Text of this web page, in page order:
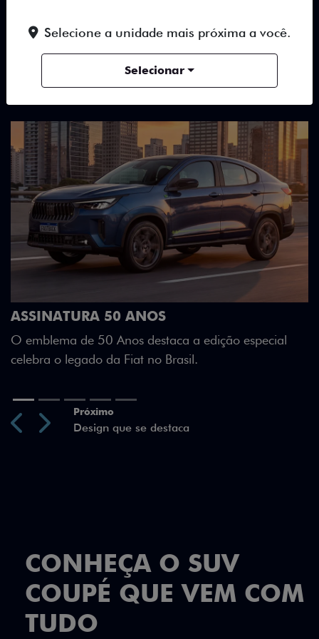
FASTBACK
HÍBRIDOS
a edição especial
DESIGN QUE SE DESTACA
Teto bicolor, adesivos estilizados
Green criam uma identidade
CONHEÇA O SUV
COUPÉ QUE VEM COM
TUDO
Selecione a unidade mais próxima a você.
Selecionar